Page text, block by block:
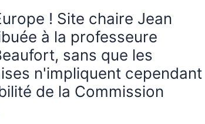
! Site chaire Jean
à la professeure
sans que les
n'impliquent cependant
de la Commission